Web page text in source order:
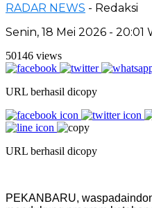
RADAR NEWS - Redaksi
Senin, 18 Mei 2026 - 20:01
50146 views
URL berhasil dicopy
URL berhasil dicopy
PEKANBARU,